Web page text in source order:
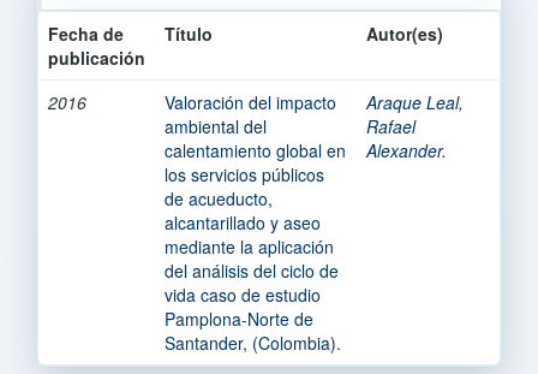
Fecha de
publicación
Título Autor(es)
2016
Valoración del impacto
ambiental del
calentamiento global en
los servicios públicos
de acueducto,
alcantarillado y aseo
mediante la aplicación
del análisis del ciclo de
vida caso de estudio
Pamplona-Norte de
Santander, (Colombia).
Araque Leal,
Rafael
Alexander.